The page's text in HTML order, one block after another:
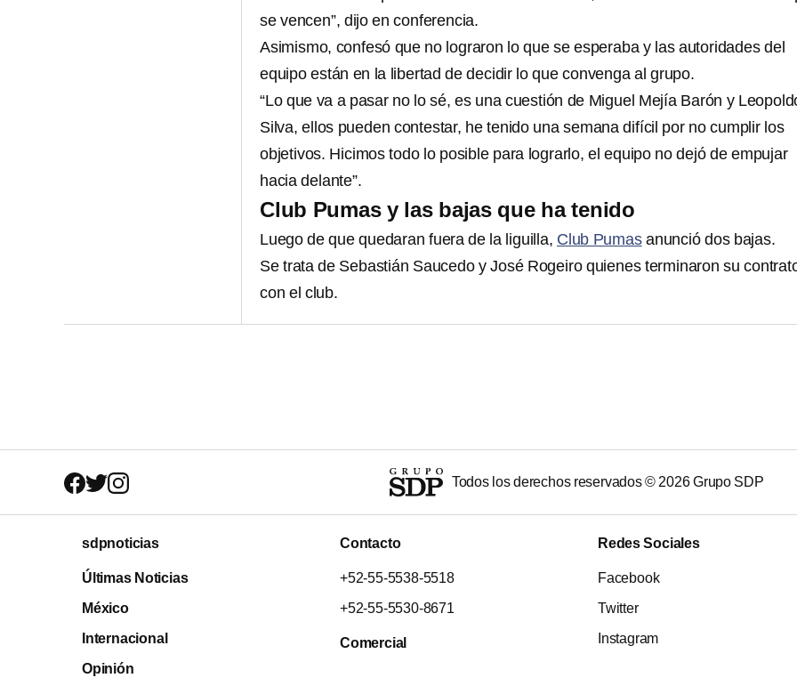
se vencen”, dijo en conferencia.
Asimismo, confesó que no lograron lo que se esperaba y las autoridades del
equipo están en la libertad de decidir lo que convenga al grupo.
“Lo que va a pasar no lo sé, es una cuestión de Miguel Mejía Barón y
Silva, ellos pueden contestar, he tenido una semana difícil por no cumplir los
objetivos. Hicimos todo lo posible para lograrlo, el equipo no dejó de empujar
hacia delante”.
Club Pumas y las bajas que ha tenido
Luego de que quedaran fuera de la liguilla, Club Pumasanunció dos bajas.
Se trata de Sebastián Saucedo y José Rogeiro quienes terminaron su
con el club.
Todos los derechos reservados © 2026Grupo SDP
sdpnoticias
Últimas Noticias
México
Internacional
Opinión
Contacto
+52-55-5538-5518
+52-55-5530-8671
Comercial
Redes Sociales
Facebook
Twitter
Instagram